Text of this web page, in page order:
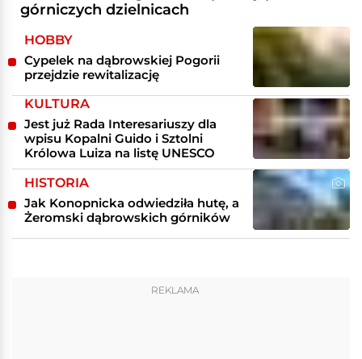
górniczych dzielnicach
HOBBY
Cypelek na dąbrowskiej Pogorii
przejdzie rewitalizację
KULTURA
Jest już Rada Interesariuszy dla
wpisu Kopalni Guido i Sztolni
Królowa Luiza na listę UNESCO
HISTORIA
Jak Konopnicka odwiedziła hutę, a
Żeromski dąbrowskich górników
REKLAMA